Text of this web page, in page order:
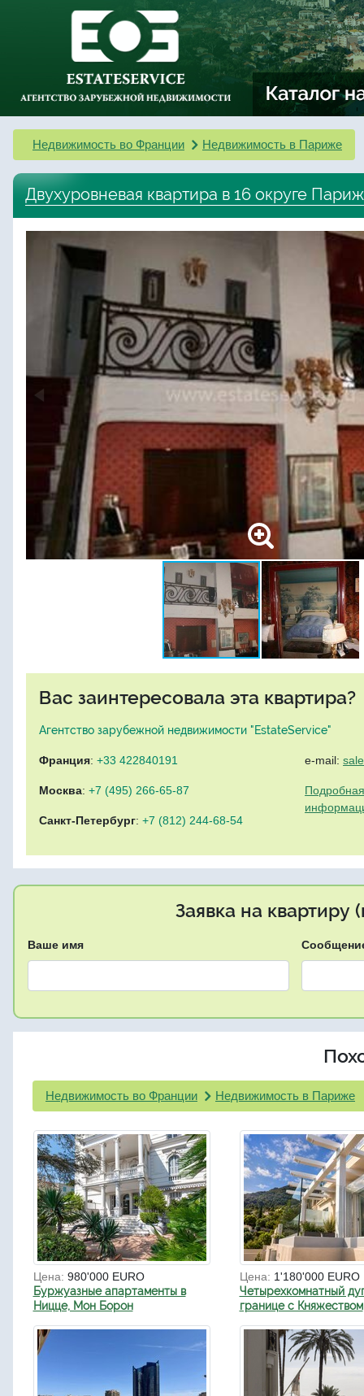
Недвижимость во Франции Недвижимость в Париже
Двухуровневая квартира в 16 округе
Вас заинтересовала эта квартира?
Агентство зарубежной недвижимости "EstateService"
Франция: +33 422840191
Москва: +7 (495) 266-65-87
Санкт-Петербург: +7 (812) 244-68-54
e-mail:
Заявка на квартиру
Ваше имя
Недвижимость во Франции Недвижимость в Париже
Цена: 980'000 EURO
Буржуазные апартаменты в
Ницце, Мон Борон
Цена: 1'180'000 EURO
Четырехкомнатный
границе с Княжеством